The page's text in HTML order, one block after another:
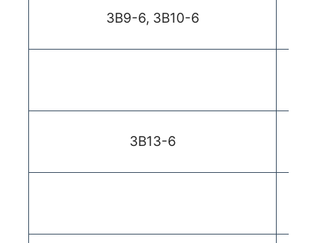
3В9-6, 3В10-6
ЗВ13-6